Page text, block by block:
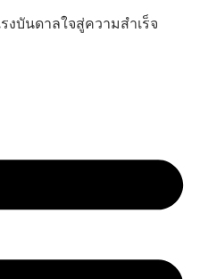
บันดาลใจสู่ความสำเร็จ